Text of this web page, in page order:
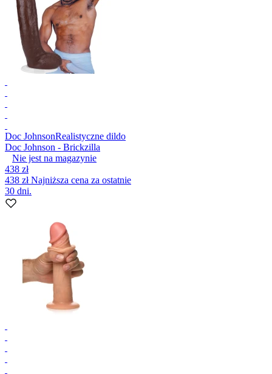
Doc JohnsonRealistyczne dildo
Doc Johnson - Brickzilla
Nie jest na magazynie
438 zł
438 złNajniższa cena za ostatnie
30 dni.